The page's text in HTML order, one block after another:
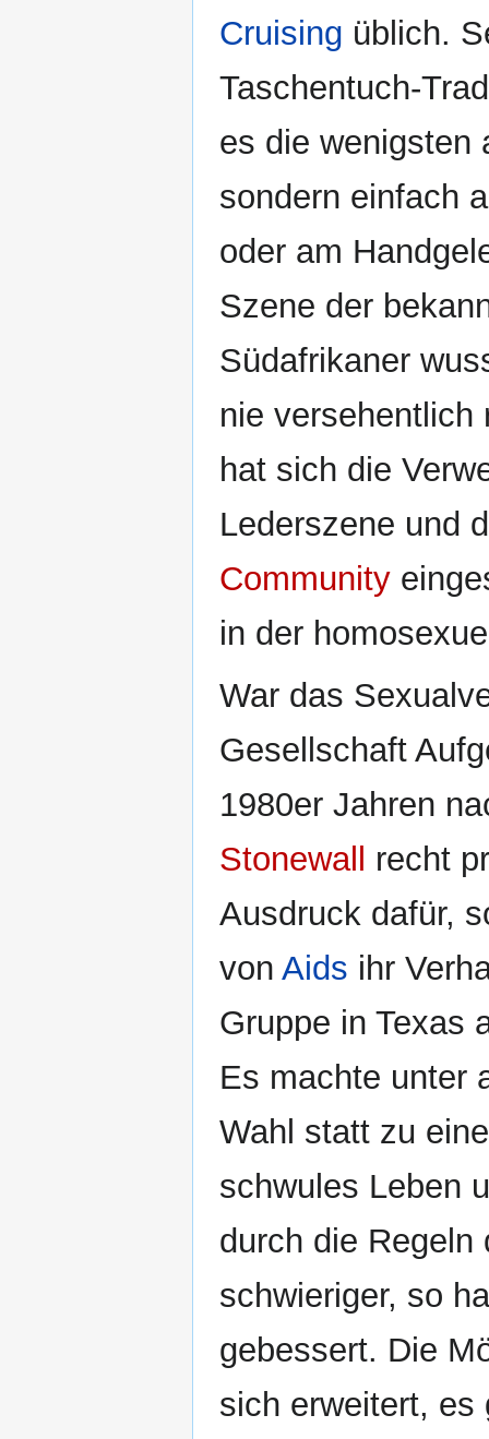
Cruising üblich.
Taschentuch-
es die wenigsten
sondern einfach
oder am
Szene der
Südafrikaner
nie versehentlich
hat sich die
Lederszene und
Community
in der
War das
Gesellschaft
1980er Jahren
Stonewall
recht
Ausdruck dafür,
von Aids ihr
Gruppe in Texas
Es machte unter
Wahl statt zu
schwules Leben
durch die
schwieriger, so
gebessert. Die
sich erweitert, es